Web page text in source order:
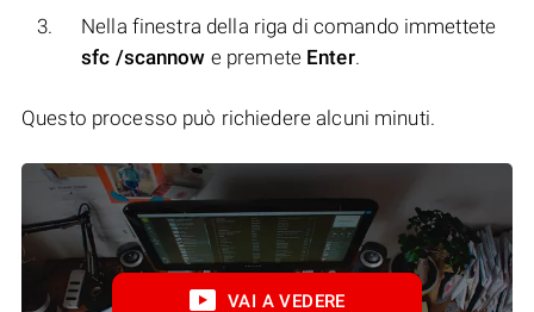
Nella finestra della riga di comando immettete
sfc /scannow e premete Enter.
Questo processo può richiedere alcuni minuti.
VAI A VEDERE